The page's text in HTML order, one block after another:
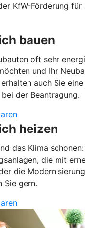
KfW-Förderung für
bauen
oft sehr
und Ihr
auch Sie
der Beantragung.
heizen
das Klima
die mit
die
Sie gern.